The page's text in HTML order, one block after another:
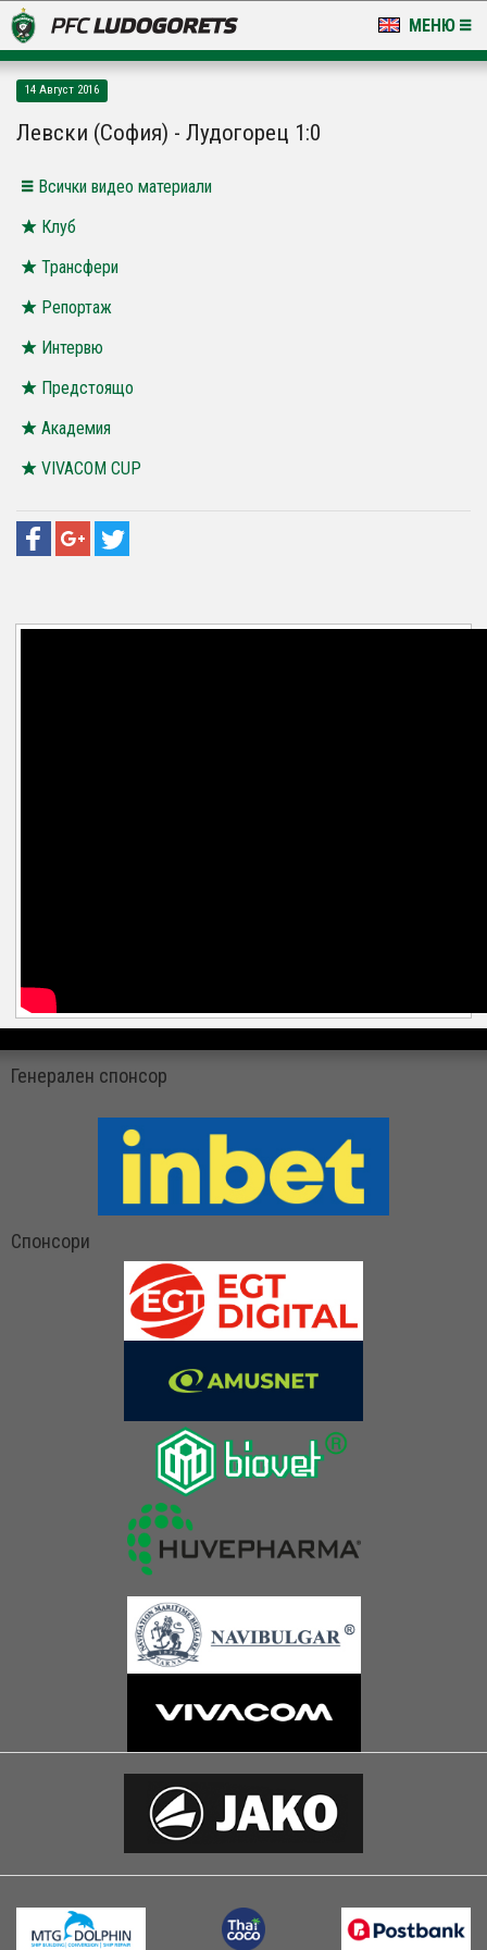
МЕНЮ
LUDOGORETS TV
СТАДИОН & БАЗИ
КЛУБ
ЗА ФЕНОВЕ
14 Август 2016
Левски (София) - Лудогорец 1:0
Всички видео материали
Клуб
Трансфери
Репортаж
Интервю
Предстоящо
Академия
VIVACOM CUP
Генерален спонсор
Спонсори